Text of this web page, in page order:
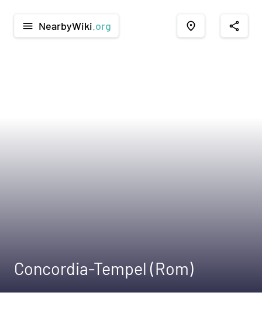
menu NearbyWiki .org place share
Concordia-Tempel (Rom)